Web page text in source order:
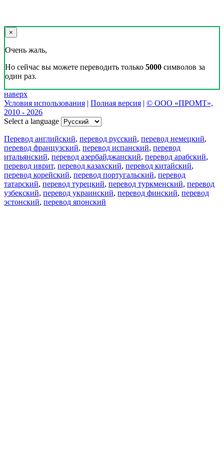
×
Очень жаль,
Но сейчас вы можете переводить только 5000 символов за
один раз.
наверх
Условия использования | Полная версия | © ООО «ПРОМТ»,
2010 - 2026
Select a language
Перевод английский, перевод русский, перевод немецкий,
перевод французский, перевод испанский, перевод
итальянский, перевод азербайджанский, перевод арабский,
перевод иврит, перевод казахский, перевод китайский,
перевод корейский, перевод португальский, перевод
татарский, перевод турецкий, перевод туркменский, перевод
узбекский, перевод украинский, перевод финский, перевод
эстонский, перевод японский